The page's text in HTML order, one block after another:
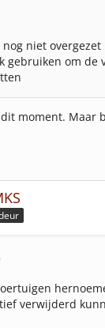
niet
gebruiken om de
moment. Maar
verwijderd